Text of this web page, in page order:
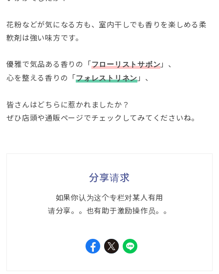
花粉などが気になる方も、 室内干しでも香りを楽しめる柔
軟剤は強い味方です。
優雅で気品ある香りの「フローリストサボン 」、
心を整える香りの「フォレストリネン 」、
皆さんはどちらに惹かれましたか？
ぜひ店頭や通販ページでチェックしてみてくださいね。
分享请求
如果你认为这个专栏对某人有用
请分享。。也有助于激励操作员。。